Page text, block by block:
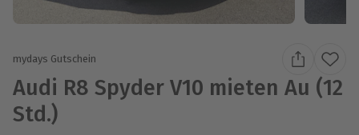
mydays Gutschein
Audi R8 Spyder V10 mieten Au (12
Std.)